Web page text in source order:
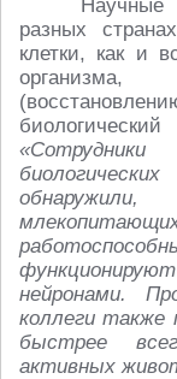
разных
клетки, как и
нейронами.
коллеги также
быстрее
активных